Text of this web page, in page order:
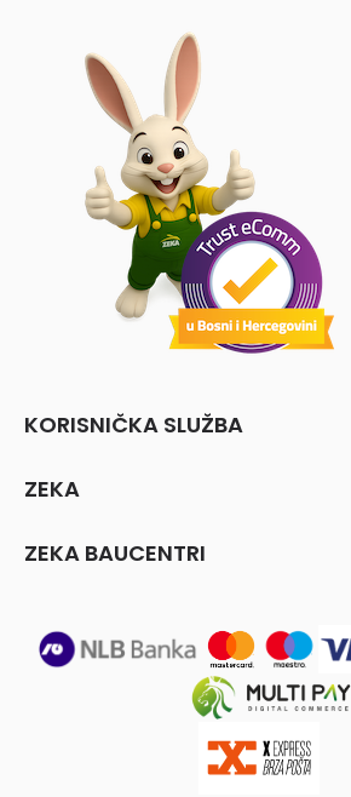
KORISNIČKA SLUŽBA
ZEKA
ZEKA BAUCENTRI